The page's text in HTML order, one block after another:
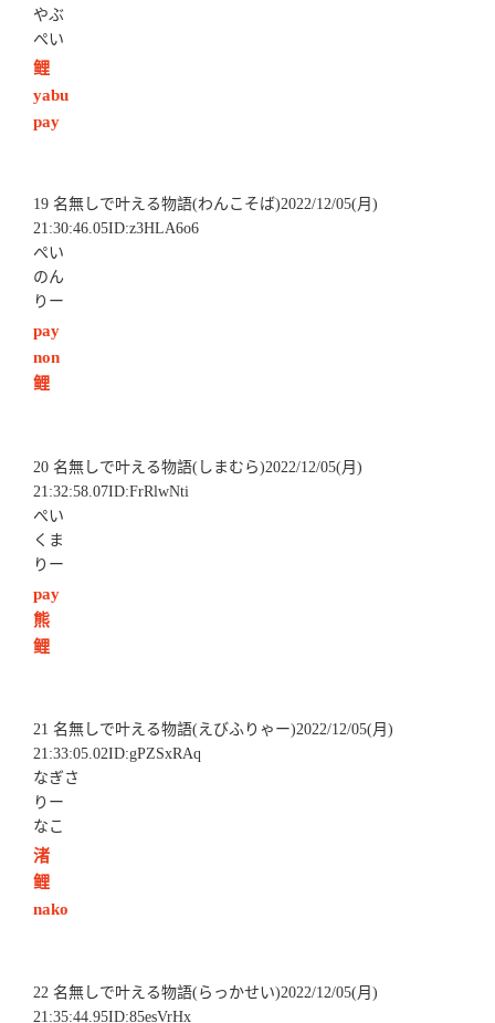
やぶ
ぺい
鲤
yabu
pay
19 名無しで叶える物語(わんこそば)2022/12/05(月)
21:30:46.05ID:z3HLA6o6
ぺい
のん
りー
pay
non
鲤
20 名無しで叶える物語(しまむら)2022/12/05(月)
21:32:58.07ID:FrRlwNti
ぺい
くま
りー
pay
熊
鲤
21 名無しで叶える物語(えびふりゃー)2022/12/05(月)
21:33:05.02ID:gPZSxRAq
なぎさ
りー
なこ
渚
鲤
nako
22 名無しで叶える物語(らっかせい)2022/12/05(月)
21:35:44.95ID:85esVrHx